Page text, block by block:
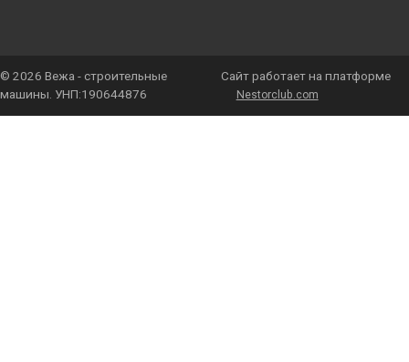
© 2026 Вежа - строительные
машины. УНП:190644876
Сайт работает на платформе
Nestorclub.com